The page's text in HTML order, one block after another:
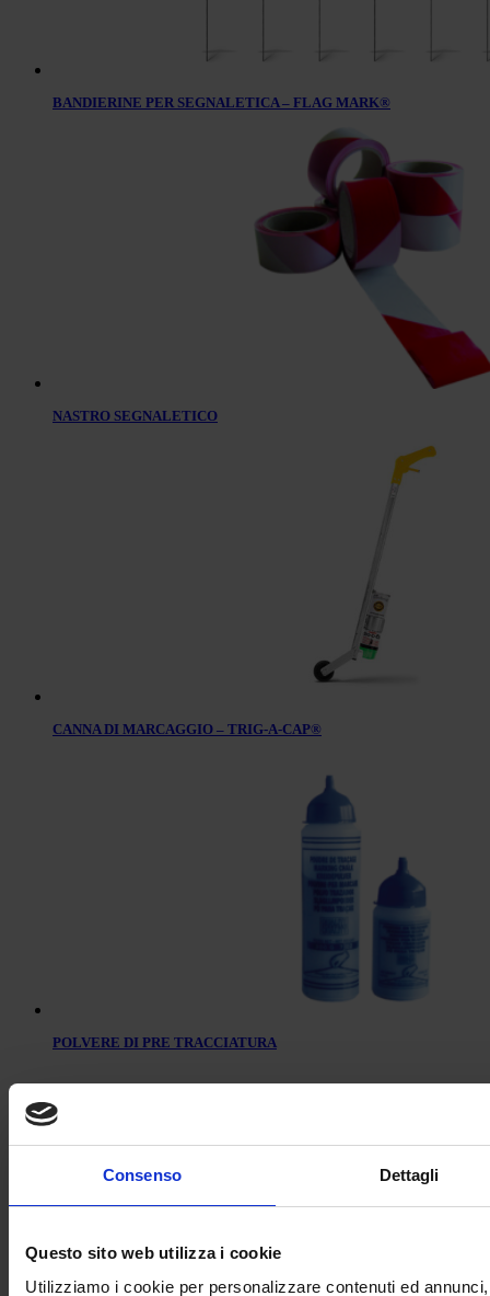
Consenso Dettagli
Questo sito web utilizza i cookie
Utilizziamo i cookie per personalizzare contenuti ed
BANDIERINE PER SEGNALETICA – FLAG MARK®
NASTRO SEGNALETICO
CANNA DI MARCAGGIO – TRIG-A-CAP®
POLVERE DI PRE TRACCIATURA